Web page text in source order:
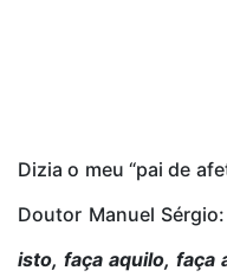
Dizia o meu “pai de
Doutor Manuel Sérgio:
isto, faça aquilo,